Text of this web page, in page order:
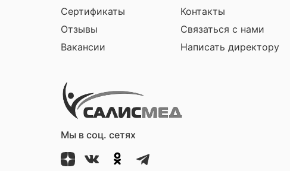
Сертификаты
Отзывы
Вакансии
Контакты
Связаться с нами
Написать директору
Мы в соц. сетях